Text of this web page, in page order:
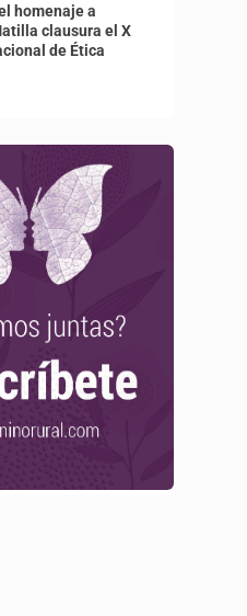
homenaje a
clausura el X
de Ética